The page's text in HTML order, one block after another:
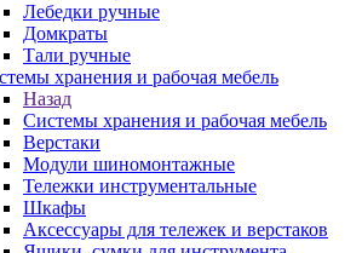
Лебедки ручные
Домкраты
Тали ручные
хранения и рабочая мебель
Назад
Системы хранения и рабочая мебель
Верстаки
Модули шиномонтажные
Тележки инструментальные
Шкафы
Аксессуары для тележек и верстаков